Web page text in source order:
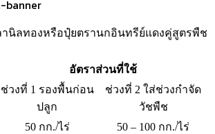
านิลทองหรือปุ๋ยตรานกอินทรีย์แดงคู่สูตรพืช
อัตราส่วนที่ใช้
ช่วงที่ 1 รองพื้นก่อน
ปลูก
ช่วงที่ 2 ใส่ช่วงกำจัด
วัชพืช
50 กก./ไร่
50 – 100 กก./ไร่